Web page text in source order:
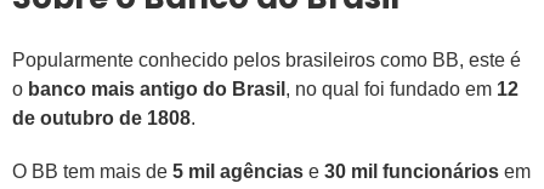
Popularmente conhecido pelos brasileiros como BB, este é
o banco mais antigo do Brasil , no qual foi fundado em 12
de outubro de 1808.
O BB tem mais de 5 mil agências e 30 mil funcionários em